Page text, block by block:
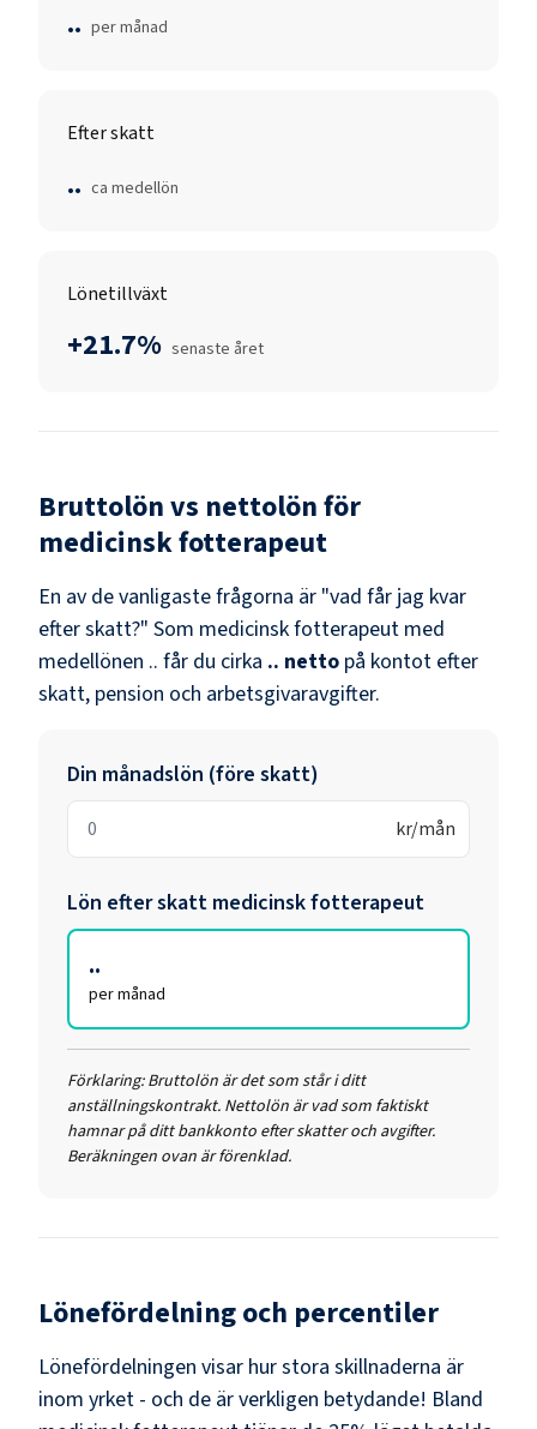
.. per månad
Efter skatt
.. ca medellön
Lönetillväxt
+21.7% senaste året
Bruttolön vs nettolön för
medicinsk fotterapeut
En av de vanligaste frågorna är "vad får jag kvar
efter skatt?" Som medicinsk fotterapeut med
medellönen .. får du cirka .. netto på kontot efter
skatt, pension och arbetsgivaravgifter.
Din månadslön (före skatt)
kr/mån
Lön efter skatt medicinsk fotterapeut
..
per månad
Förklaring: Bruttolön är det som står i ditt
anställningskontrakt. Nettolön är vad som faktiskt
hamnar på ditt bankkonto efter skatter och avgifter.
Beräkningen ovan är förenklad.
Lönefördelning och percentiler
Lönefördelningen visar hur stora skillnaderna är
inom yrket - och de är verkligen betydande! Bland